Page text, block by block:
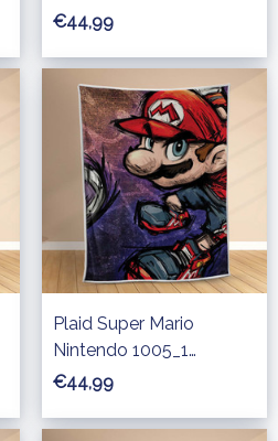
Couverture Polaire Plaid
€44,99
Plaid Super Mario
Nintendo 1005_1
Couverture Polaire Plaid
€44,99